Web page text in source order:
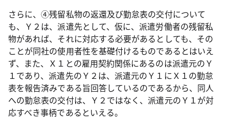
さらに、④残留私物の返還及び勤怠表の交付について
も、Ｙ２は、派遣先として、仮に、派遣労働者の残留私
物があれば、それに対応する必要があるとしても、その
ことが同社の使用者性を基礎付けるものであるとはいえ
ず、また、Ｘ１との雇用契約関係にあるのは派遣元のＹ
１であり、派遣先のＹ２は、派遣元のＹ１にＸ１の勤怠
表を報告済みである旨回答しているのであるから、同人
への勤怠表の交付は、Ｙ２ではなく、派遣元のＹ１が対
応すべき事柄であるといえる。